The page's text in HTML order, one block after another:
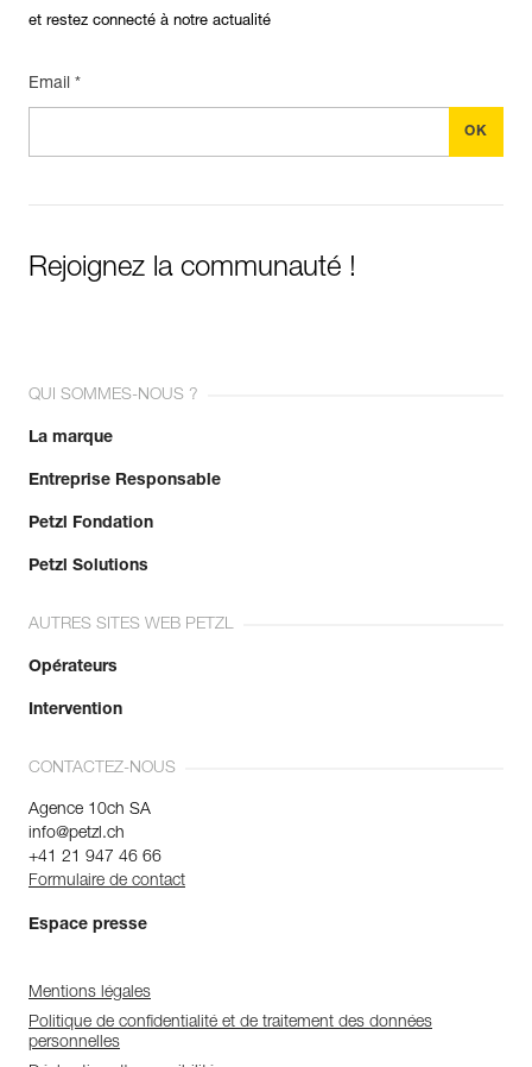
et restez connecté à notre actualité
Email *
Rejoignez la communauté !
QUI SOMMES-NOUS ?
La marque
Entreprise Responsable
Petzl Fondation
Petzl Solutions
AUTRES SITES WEB PETZL
Opérateurs
Intervention
CONTACTEZ-NOUS
Agence 10ch SA
info@petzl.ch
+41 21 947 46 66
Formulaire de contact
Espace presse
Mentions légales
Politique de confidentialité et de traitement des données
personnelles